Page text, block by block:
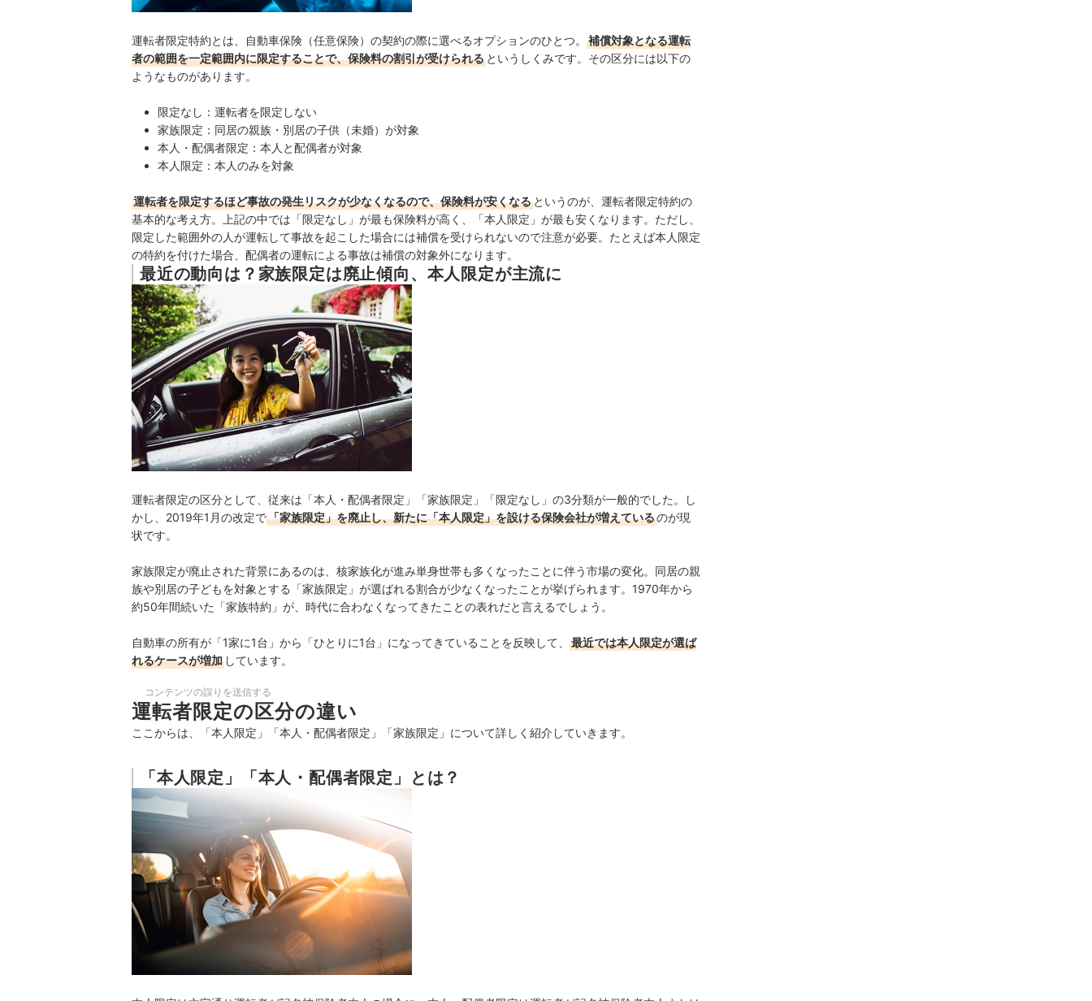
運転者限定特約とは、自動車保険（任意保険）の契約の際に選べるオプションのひとつ。
補償対象となる運転
者の範囲を一定範囲内に限定することで、保険料の割引が受けられる というしくみです。その区分には以下の
ようなものがあります。
限定なし：運転者を限定しない
家族限定：同居の親族・別居の子供（未婚）が対象
本人・配偶者限定：本人と配偶者が対象
本人限定：本人のみを対象
運転者を限定するほど事故の発生リスクが少なくなるので、保険料が安くなる というのが、運転者限定特約の
基本的な考え方。上記の中では「限定なし」が最も保険料が高く、「本人限定」が最も安くなります。ただし、
限定した範囲外の人が運転して事故を起こした場合には補償を受けられないので注意が必要。たとえば本人限定
の特約を付けた場合、配偶者の運転による事故は補償の対象外になります。
最近の動向は？家族限定は廃止傾向、本人限定が主流に
運転者限定の区分として、従来は「本人・配偶者限定」「家族限定」「限定なし」の3分類が一般的でした。し
かし、2019年1月の改定で「家族限定」を廃止し、新たに「本人限定」を設ける保険会社が増えているのが現
状です。
家族限定が廃止された背景にあるのは、核家族化が進み単身世帯も多くなったことに伴う市場の変化。同居の親
族や別居の子どもを対象とする「家族限定」が選ばれる割合が少なくなったことが挙げられます。1970年から
約50年間続いた「家族特約」が、時代に合わなくなってきたことの表れだと言えるでしょう。
自動車の所有が「1家に1台」から「ひとりに1台」になってきていることを反映して、
最近では本人限定が選ば
れるケースが増加 しています。
コンテンツの誤りを送信する
運転者限定の区分の違い
ここからは、「本人限定」「本人・配偶者限定」「家族限定」について詳しく紹介していきます。
「本人限定」「本人・配偶者限定」とは？